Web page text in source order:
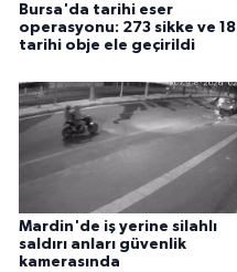
Bursa'da tarihi eser
operasyonu: 273 sikke ve 18
tarihi obje ele geçirildi
Mardin'de iş yerine silahlı
saldırı anları güvenlik
kamerasında